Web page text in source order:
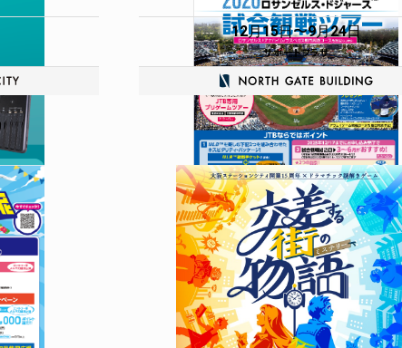
その他の施設
ー アクセス
12月15日 9月24日
サポートプラザ